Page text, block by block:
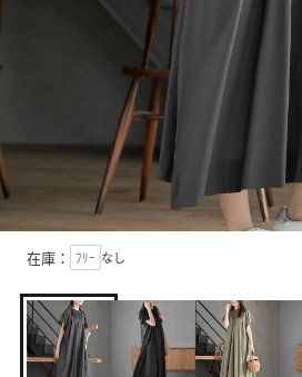
在庫： ﾌﾘｰ なし